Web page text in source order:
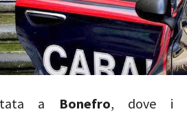
a Bonefro, dove i